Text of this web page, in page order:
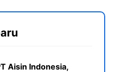
Aisin Indonesia,